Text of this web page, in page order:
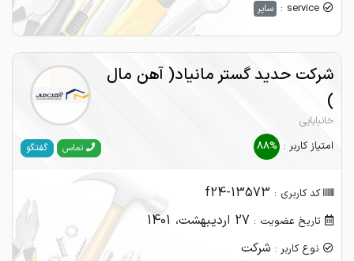
service : سایر
شرکت حدید گستر مانیاد( آهن مال
)
خانبابایی
امتیاز کاربر : 88% تماس گفتگو
کد کاربری : f24-13573
تاریخ عضویت : 27 اردیبهشت، 1401
نوع کاربر : شرکت